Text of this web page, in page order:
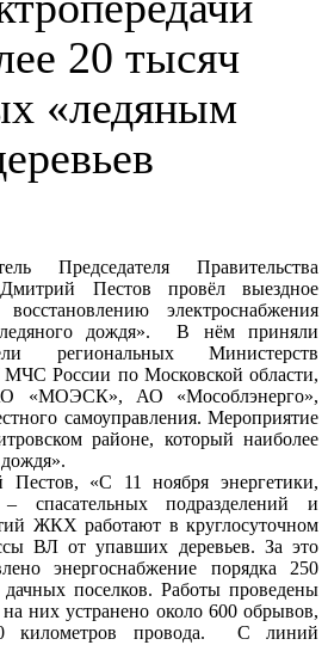
20 тысяч
«ледяным
Председателя Правительства
Пестов провёл выездное
электроснабжения
дождя». В нём приняли
региональных Министерств
России по Московской области,
«МОЭСК», АО «Мособлэнерго»,
самоуправления. Мероприятие
районе, который наиболее
«С 11 ноября энергетики,
спасательных подразделений и
ЖКХ работают в круглосуточном
ВЛ от упавших деревьев. За это
энергоснабжение порядка 250
поселков. Работы проведены
них устранено около 600 обрывов,
километров провода. С линий